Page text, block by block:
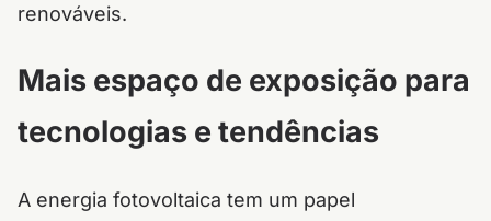
renováveis.
Mais espaço de exposição para
tecnologias e tendências
A energia fotovoltaica tem um papel